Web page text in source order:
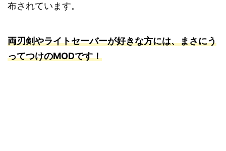
布されています。
両刃剣やライトセーバーが好きな方には、まさにう
ってつけのMODです！